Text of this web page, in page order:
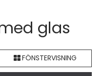
glas
FÖNSTERVISNING